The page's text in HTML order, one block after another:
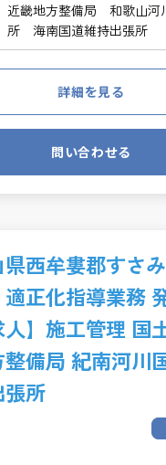
近畿地方整備局 和歌山河
所 海南国道維持出張所
詳細を見る
問い合わせる
県西牟婁郡すさ
正化指導業務
】施工管理 国
備局 紀南河川
所